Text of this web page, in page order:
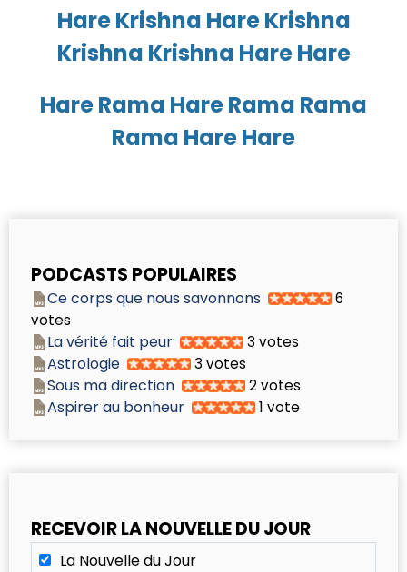
Hare Krishna Hare Krishna
Krishna Krishna Hare Hare
Hare Rama Hare Rama Rama
Rama Hare Hare
PODCASTS POPULAIRES
Ce corps que nous savonnons
6
votes
La vérité fait peur 3 votes
Astrologie 3 votes
Sous ma direction 2 votes
Aspirer au bonheur 1 vote
RECEVOIR LA NOUVELLE DU JOUR
La Nouvelle du Jour